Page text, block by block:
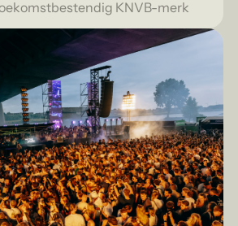
KNVB-merk